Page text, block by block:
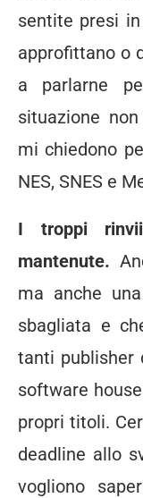
sentite presi
approfittano o
a parlarne
situazione
mi chiedono
NES, SNES e
I troppi
mantenute.
ma anche
sbagliata e
tanti publisher
software
propri titoli.
deadline allo
vogliono